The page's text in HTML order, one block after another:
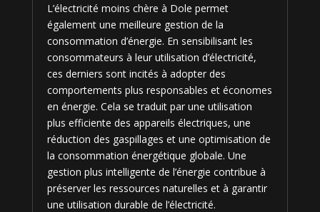
L’électricité moins chère à Dole permet
également une meilleure gestion de la
consommation d’énergie. En sensibilisant les
consommateurs à leur utilisation d’électricité,
ces derniers sont incités à adopter des
comportements plus responsables et économes
en énergie. Cela se traduit par une utilisation
plus efficiente des appareils électriques, une
réduction des gaspillages et une optimisation de
la consommation énergétique globale. Une
gestion plus intelligente de l’énergie contribue à
préserver les ressources naturelles et à garantir
une utilisation durable de l’électricité.